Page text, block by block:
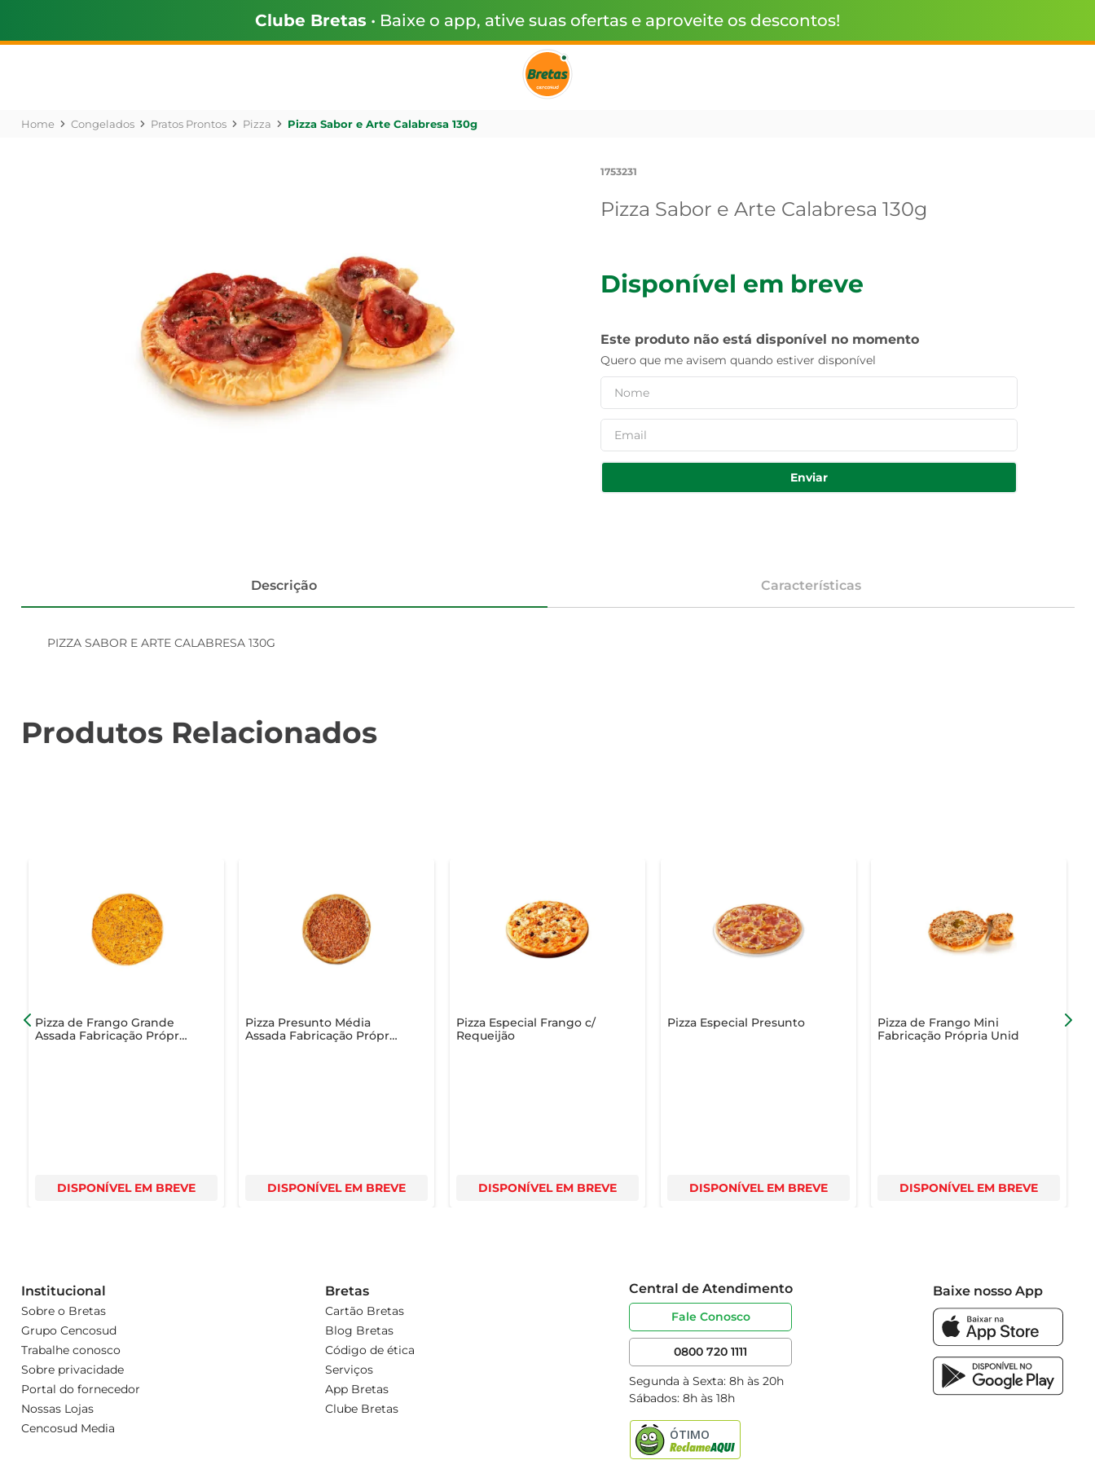
Clube Bretas • Baixe o app, ative suas ofertas e aproveite os descontos!
Congelados Pratos Prontos Pizza Pizza Sabor e Arte Calabresa 130g
1753231
Pizza Sabor e Arte Calabresa 130g
Disponível em breve
Este produto não está disponível no momento
Quero que me avisem quando estiver disponível
Enviar
Descrição Características
PIZZA SABOR E ARTE CALABRESA 130G
Produtos Relacionados
Pizza de Frango Grande
Assada Fabricação Própria
DISPONÍVEL EM BREVE
Pizza Presunto Média
Assada Fabricação Própria
DISPONÍVEL EM BREVE
Pizza Especial Frango c/
Requeijão
DISPONÍVEL EM BREVE
Pizza Especial Presunto
DISPONÍVEL EM BREVE
Pizza de Frango Mini
Fabricação Própria Unid
DISPONÍVEL EM BREVE
Institucional
Sobre o Bretas
Grupo Cencosud
Trabalhe conosco
Sobre privacidade
Portal do fornecedor
Nossas Lojas
Cencosud Media
Bretas
Cartão Bretas
Blog Bretas
Código de ética
Serviços
App Bretas
Clube Bretas
Central de Atendimento
Fale Conosco
0800 720 1111
Segunda à Sexta: 8h às 20h
Sábados: 8h às 18h
Baixe nosso App